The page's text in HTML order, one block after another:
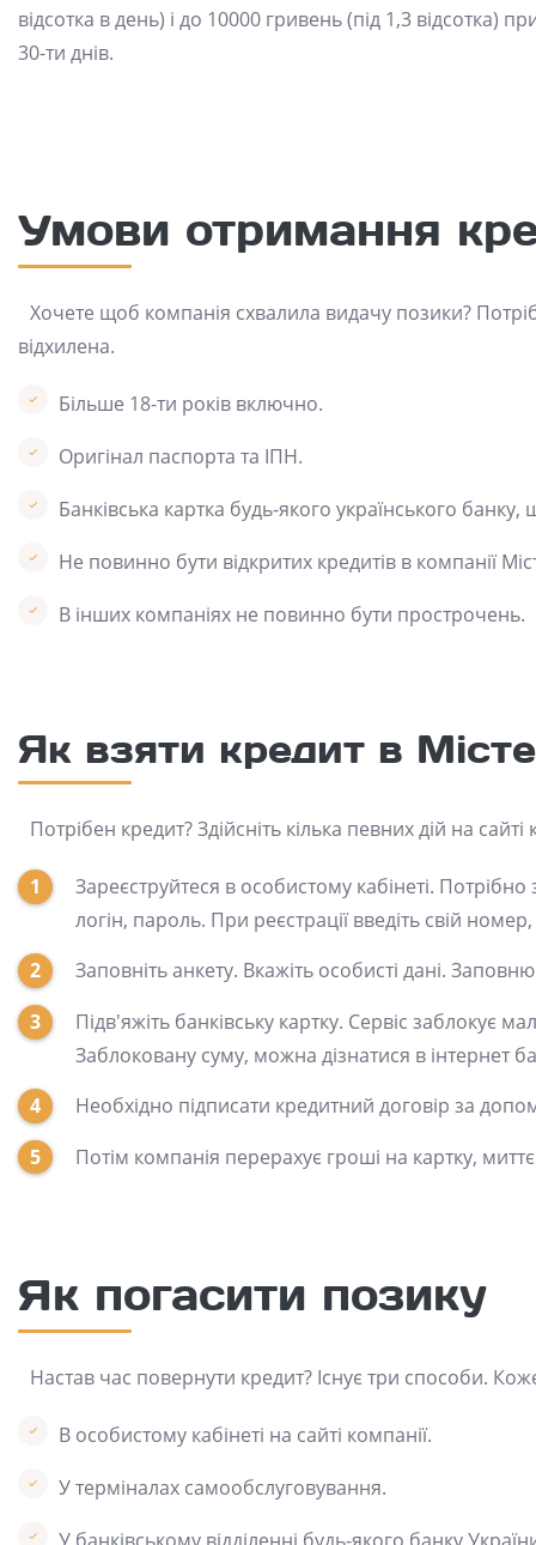
відсотка в день) і до 10000 гривень (під 1,3
30-ти днів.
Умови отримання
Хочете щоб компанія схвалила видачу позики?
відхилена.
Більше 18-ти років включно.
Оригінал паспорта та ІПН.
Банківська картка будь-якого українського
Не повинно бути відкритих кредитів в компанії
В інших компаніях не повинно бути прострочень.
Як взяти кредит в
Потрібен кредит? Здійсніть кілька певних дій на сайті
Зареєструйтеся в особистому кабінеті.
логін, пароль. При реєстрації введіть свій
Заповніть анкету. Вкажіть особисті дані.
Підв'яжіть банківську картку. Сервіс заблокує
Заблоковану суму, можна дізнатися в інтернет
Необхідно підписати кредитний договір за
Потім компанія перерахує гроші на картку,
Як погасити позику
Настав час повернути кредит? Існує три способи.
В особистому кабінеті на сайті компанії.
У терміналах самообслуговування.
У банківському відділенні будь-якого банку